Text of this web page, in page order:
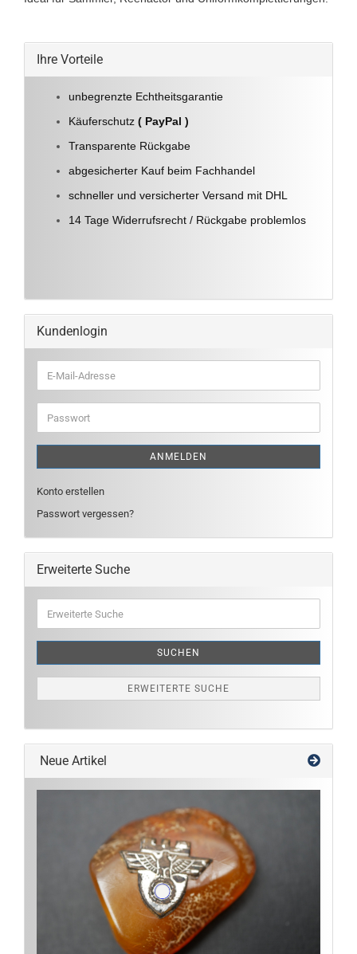
Ihre Vorteile
unbegrenzte Echtheitsgarantie
Käuferschutz ( PayPal )
Transparente Rückgabe
abgesicherter Kauf beim Fachhandel
schneller und versicherter Versand mit DHL
14 Tage Widerrufsrecht / Rückgabe problemlos
Kundenlogin
E-
Mail-
Adresse
Passwort
ANMELDEN
Konto erstellen
Passwort vergessen?
Erweiterte Suche
Suche
SUCHEN
ERWEITERTE SUCHE
Neue Artikel